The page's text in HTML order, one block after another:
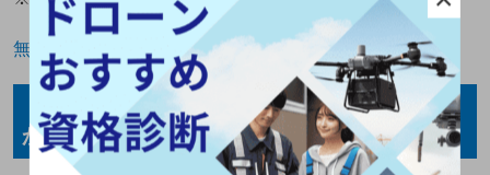
無人航空機操縦士実地試験実施基準｜国土交通省
ドローン国家資格の学科試験・実地試験にか
かる費用